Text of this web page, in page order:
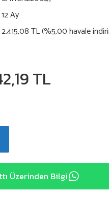
12 Ay
2.415,08 TL (%5,00 havale
TL
Üzerinden Bilgi